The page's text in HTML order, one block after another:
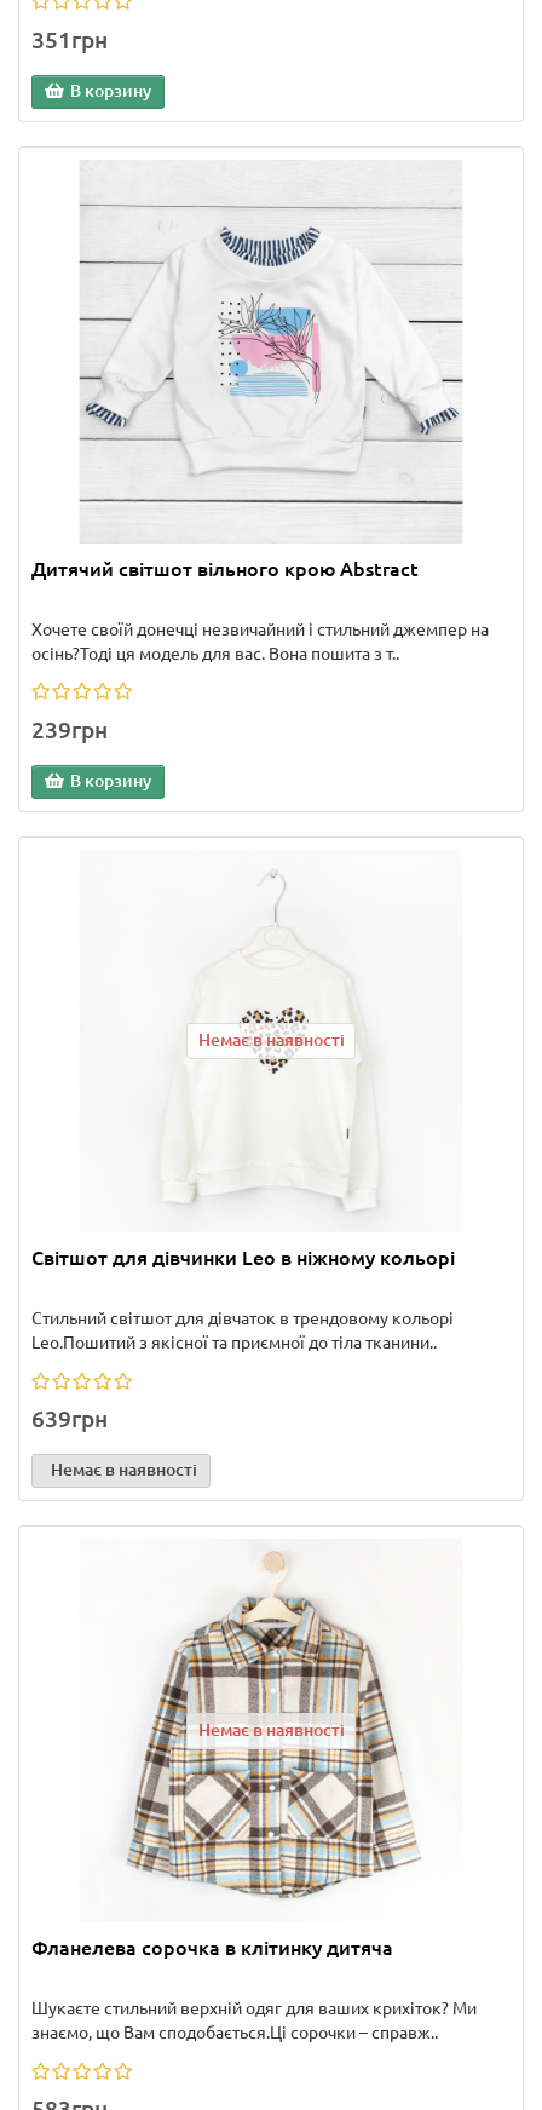
351грн
В корзину
Дитячий світшот вільного крою Abstract
Хочете своїй донечці незвичайний і стильний джемпер на
осінь?Тоді ця модель для вас. Вона пошита з т..
239грн
В корзину
Немає в наявності
Світшот для дівчинки Leo в ніжному кольорі
Стильний світшот для дівчаток в трендовому кольорі
Leo.Пошитий з якісної та приємної до тіла тканини..
639грн
Немає в наявності
Немає в наявності
Фланелева сорочка в клітинку дитяча
Шукаєте стильний верхній одяг для ваших крихіток? Ми
знаємо, що Вам сподобається.Ці сорочки – справж..